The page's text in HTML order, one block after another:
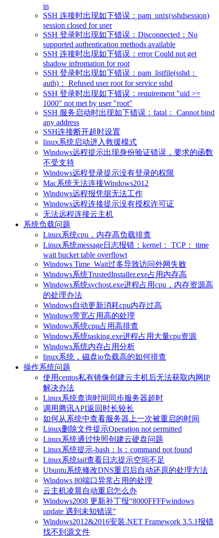
in
SSH 连接时出现如下错误：pam_unix(sshdsession)
session closed for user
SSH 登录时出现如下错误：Disconnected：No
supported authentication methods available
SSH 连接时出现如下错误：error Could not get
shadow infromation for root
SSH 登录时出现如下错误：pam_listfile(sshd：
auth)： Refused user root for service sshd
SSH 登录时出现如下错误：requirement "uid >=
1000" not met by user "root"
SSH 服务启动时出现如下错误：fatal： Cannot bind
any address
SSH连接断开超时设置
linux系统启动进入救援模式
Windows远程提示出现身份验证错误，要求的函数
不受支持
Windows远程登录提示没有登录的权限
Mac系统无法连接Windows2012
Windows远程报凭据无法工作
Windows远程连接提示没有授权许可证
无法远程连接云主机
系统负载问题
Linux系统cpu，内存高负载排查
Linux系统message日志报错：kernel： TCP： time
wait bucket table overflowt
Windows Time_Wait过多导致访问外网失败
Windows系统TrustedInstaller.exe占用内存高
Windows系统svchost.exe进程占用cpu，内存资源高
的处理办法
Windows自动更新消耗cpu内存过高
Windows带宽占用高的处理
Windows系统cpu占用高排查
Windows系统tasking.exe进程占用大量cpu资源
Windows系统内存占用分析
linux系统，磁盘io负载高的如何排查
操作系统问题
使用centos私有镜像创建云主机后无法获取内网IP
解决办法
Linux系统查询时间同步服务器超时
调用腾讯API返回时长较长
如何从系统中查看服务器上一次被重启的时间
Linux删除文件提示Operation not permitted
Linux系统通过快照创建云硬盘问题
Linux系统提示-bash：ls：command not found
Linux系统tail查看日志提示空间不足
Ubuntu系统修改DNS重启后自动还原的处理方法
Windows 80端口异常占用的处理
云主机凌晨自动重启怎么办
Windows2008 更新补丁报“8000FFFFwindows
update 遇到未知错误”
Windows2012&2016安装.NET Framework 3.5.1报错
找不到源文件